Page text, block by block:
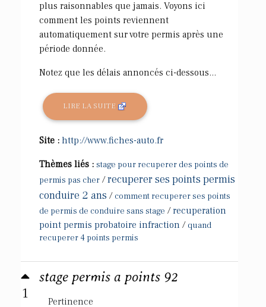
plus raisonnables que jamais. Voyons ici
comment les points reviennent
automatiquement sur votre permis après une
période donnée.
Notez que les délais annoncés ci-dessous...
LIRE LA SUITE
Site : http://www.fiches-auto.fr
Thèmes liés : stage pour recuperer des points de
permis pas cher /recuperer ses points permis
conduire 2 ans / comment recuperer ses points
de permis de conduire sans stage /recuperation
point permis probatoire infraction / quand
recuperer 4 points permis
1
stage permis a points 92
Pertinence